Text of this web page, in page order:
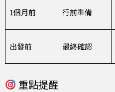
1個月前 行前準備
出發前 最終確認
重點提醒